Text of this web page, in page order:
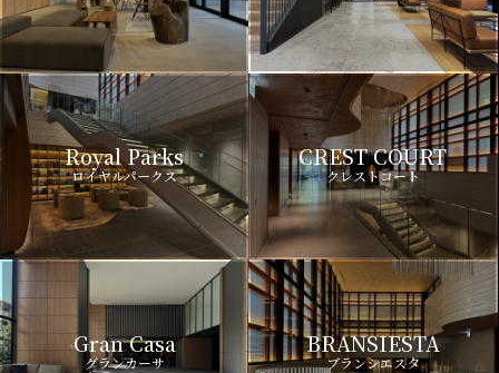
Royal Parks
ロイヤルパークス
CREST COURT
クレストコート
Gran Casa
グランカーサ
BRANSIESTA
ブランシエスタ